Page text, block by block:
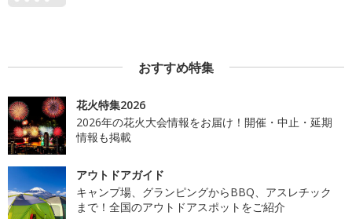
おすすめ特集
花火特集2026
2026年の花火大会情報をお届け！開催・中止・延期
情報も掲載
アウトドアガイド
キャンプ場、グランピングからBBQ、アスレチック
まで！全国のアウトドアスポットをご紹介